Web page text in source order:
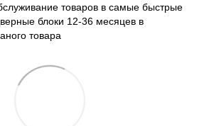
товаров в самые быстрые
блоки 12-36 месяцев в
товара